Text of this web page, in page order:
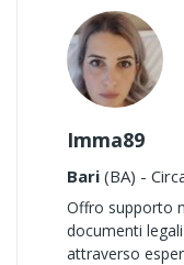
Imma89
Bari (BA) -
Offro supporto
documenti
attraverso